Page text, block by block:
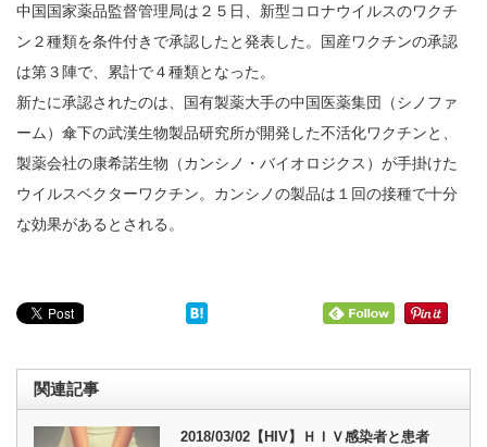
中国国家薬品監督管理局は２５日、新型コロナウイルスのワクチ
ン２種類を条件付きで承認したと発表した。国産ワクチンの承認
は第３陣で、累計で４種類となった。
新たに承認されたのは、国有製薬大手の中国医薬集団（シノファ
ーム）傘下の武漢生物製品研究所が開発した不活化ワクチンと、
製薬会社の康希諾生物（カンシノ・バイオロジクス）が手掛けた
ウイルスベクターワクチン。カンシノの製品は１回の接種で十分
な効果があるとされる。
関連記事
2018/03/02【HIV】ＨＩＶ感染者と患者